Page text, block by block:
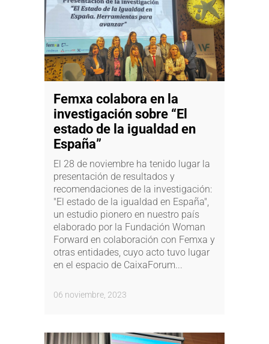
Femxa colabora en la
investigación sobre “El
estado de la igualdad en
España”
El 28 de noviembre ha tenido lugar la
presentación de resultados y
recomendaciones de la investigación:
"El estado de la igualdad en España",
un estudio pionero en nuestro país
elaborado por la Fundación Woman
Forward en colaboración con Femxa y
otras entidades, cuyo acto tuvo lugar
en el espacio de CaixaForum...
06 noviembre, 2023